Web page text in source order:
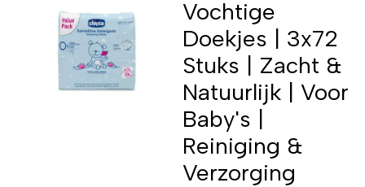
Vochtige
Doekjes | 3x72
Stuks | Zacht &
Natuurlijk | Voor
Baby's |
Reiniging &
Verzorging